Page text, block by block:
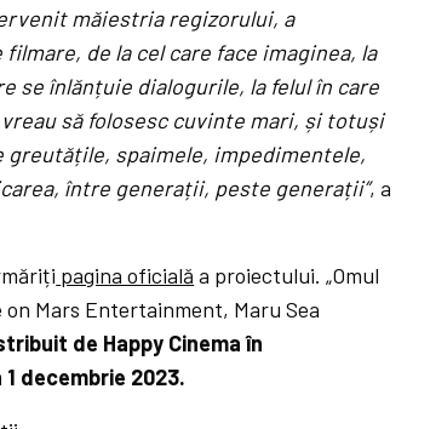
măiestria regizorului, a
de la cel care face imaginea, la
se înlănțuie dialogurile, la felul în care
să folosesc cuvinte mari, și totuși
spaimele, impedimentele,
între generații, peste generații”, a
pagina oficială a proiectului. „Omul
on Mars Entertainment, Maru Sea
de Happy Cinema în
decembrie 2023.